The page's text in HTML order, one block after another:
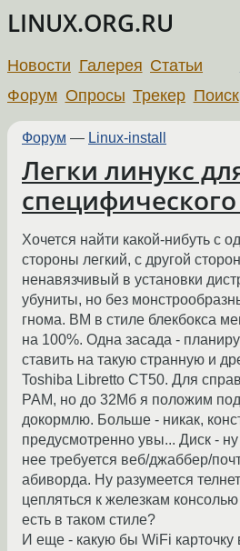
LINUX.ORG.RU
Новости Галерея Статьи
Форум Опросы Трекер Поиск
Форум — Linux-install
Легки линукс
специфического
Хочется найти какой-нибуть с
стороны легкий, с другой
ненавязчивый в установки
убуниты, но без
гнома. ВМ в стиле блекбокса
на 100%. Одна засада -
ставить на такую странную и
Toshiba Libretto CT50. Для
РАМ, но до 32Мб я положим
докормлю. Больше - никак,
предусмотренно увы... Диск -
нее требуется веб/джаббер/
абиворда. Ну разумеется
цепляться к железкам
есть в таком стиле?
И еще - какую бы WiFi карточку